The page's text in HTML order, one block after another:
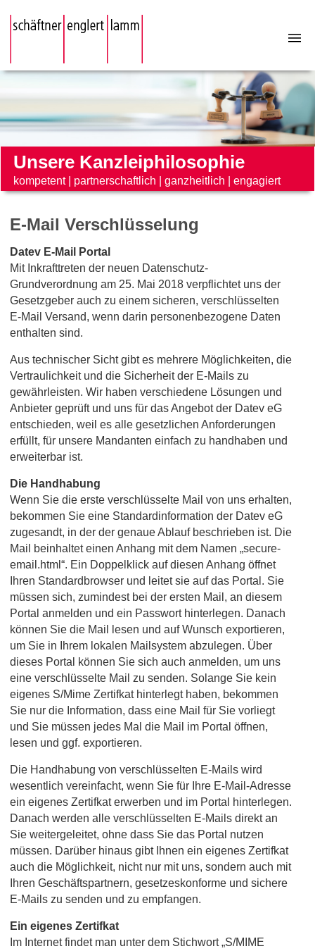
Unsere Kanzleiphilosophie
kompetent partnerschaftlich |ganzheitlich |engagiert
E-Mail Verschlüsselung
Datev E-Mail Portal
Mit Inkrafttreten der neuen Datenschutz-
Grundverordnung am 25. Mai 2018 verpflichtet uns der
Gesetzgeber auch zu einem sicheren, verschlüsselten
E-Mail Versand, wenn darin personenbezogene Daten
enthalten sind.
Aus technischer Sicht gibt es mehrere Möglichkeiten, die
Vertraulichkeit und die Sicherheit der E-Mails zu
gewährleisten. Wir haben verschiedene Lösungen und
Anbieter geprüft und uns für das Angebot der Datev eG
entschieden, weil es alle gesetzlichen Anforderungen
erfüllt, für unsere Mandanten einfach zu handhaben und
erweiterbar ist.
Die Handhabung
Wenn Sie die erste verschlüsselte Mail von uns erhalten,
bekommen Sie eine Standardinformation der Datev eG
zugesandt, in der der genaue Ablauf beschrieben ist. Die
Mail beinhaltet einen Anhang mit dem Namen „secure-
email.html“. Ein Doppelklick auf diesen Anhang öffnet
Ihren Standardbrowser und leitet sie auf das Portal. Sie
müssen sich, zumindest bei der ersten Mail, an diesem
Portal anmelden und ein Passwort hinterlegen. Danach
können Sie die Mail lesen und auf Wunsch exportieren,
um Sie in Ihrem lokalen Mailsystem abzulegen. Über
dieses Portal können Sie sich auch anmelden, um uns
eine verschlüsselte Mail zu senden. Solange Sie kein
eigenes S/Mime Zertifkat hinterlegt haben, bekommen
Sie nur die Information, dass eine Mail für Sie vorliegt
und Sie müssen jedes Mal die Mail im Portal öffnen,
lesen und ggf. exportieren.
Die Handhabung von verschlüsselten E-Mails wird
wesentlich vereinfacht, wenn Sie für Ihre E-Mail-Adresse
ein eigenes Zertifkat erwerben und im Portal hinterlegen.
Danach werden alle verschlüsselten E-Mails direkt an
Sie weitergeleitet, ohne dass Sie das Portal nutzen
müssen. Darüber hinaus gibt Ihnen ein eigenes Zertifkat
auch die Möglichkeit, nicht nur mit uns, sondern auch mit
Ihren Geschäftspartnern, gesetzeskonforme und sichere
E-Mails zu senden und zu empfangen.
Ein eigenes Zertifkat
Im Internet findet man unter dem Stichwort „S/MIME